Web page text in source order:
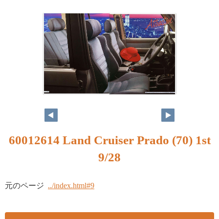
60012614 Land Cruiser Prado (70) 1st
9/28
元のページ ../index.html#9